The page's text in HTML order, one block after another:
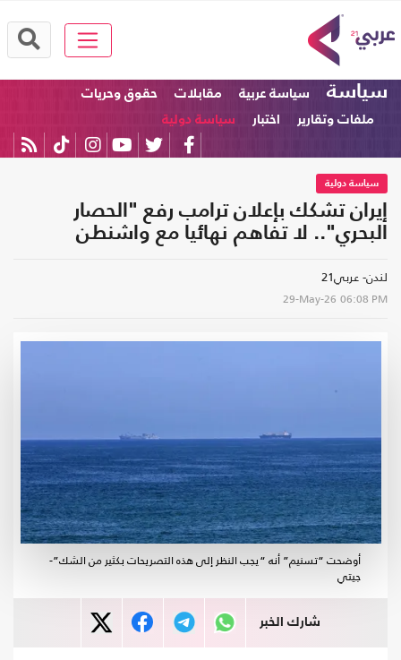
سياسة سياسة عربية مقابلات
حقوق وحريات
ملفات وتقارير
اختبار سياسة دولية
سياسة دولية
إيران تشكك بإعلان ترامب رفع "الحصار
البحري".. لا تفاهم نهائيا مع واشنطن
لندن- عربي21
29-May-26 06:08 PM
أوضحت “تسنيم” أنه “يجب النظر إلى هذه التصريحات بكثير من الشك”-
جيتي
شارك الخبر